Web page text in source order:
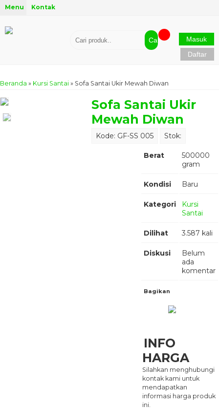
Menu Kontak
Cari
Masuk
Daftar
Beranda » Kursi Santai » Sofa Santai Ukir Mewah Diwan
Sofa Santai Ukir
Mewah Diwan
Kode: GF-SS 005 Stok:
Berat
500000
gram
Kondisi Baru
Kategori
Kursi
Santai
Dilihat 3.587 kali
Diskusi
Belum
ada
komentar
Bagikan
INFO
HARGA
Silahkan menghubungi
kontak kami untuk
mendapatkan
informasi harga produk
ini.